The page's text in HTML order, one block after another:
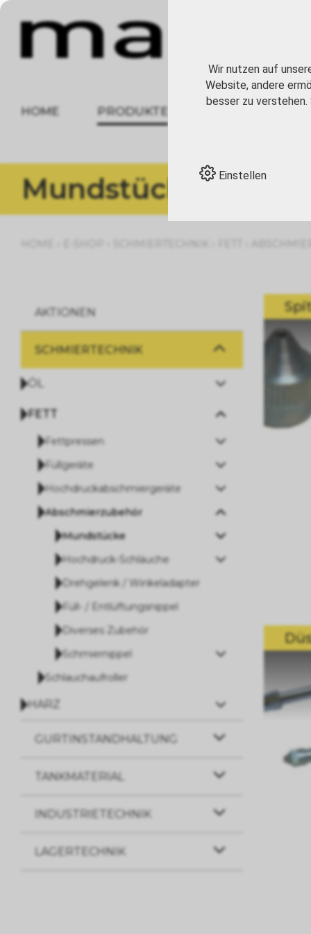
HOME PRODUKTE
Mundstücke
AKTIONEN
SCHMIERTECHNIK
ÖL
FETT
Fettpressen
Füllgeräte
Hochdruckabschmiergeräte
Abschmierzubehör
Mundstücke
Hochdruck-Schläuche
Drehgelenk / Winkeladapter
Füll- / Entlüftungsnippel
Diverses Zubehör
Schmiernippel
Schlauchaufroller
HARZ
GURTINSTANDHALTUNG
TANKMATERIAL
INDUSTRIETECHNIK
LAGERTECHNIK
Wir nutzen auf
Website, andere
besser zu
Einstellen